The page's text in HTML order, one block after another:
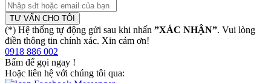
TƯ VẤN CHO TÔI
(*) Hệ thống tự động gửi sau khi nhấn ”XÁC NHẬN”. Vui lòng
điền thông tin chính xác. Xin cảm ơn!
0918 886 002
Bấm để gọi ngay !
Hoặc liên hệ với chúng tôi qua: